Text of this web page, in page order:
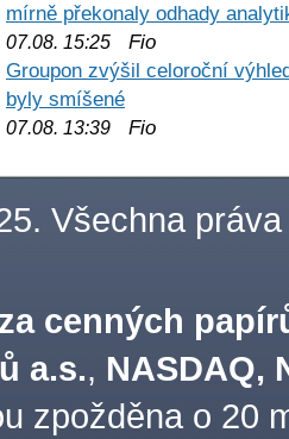
mírně překonaly odhady
07.08. 15:25 Fio
Groupon zvýšil celoroční
byly smíšené
07.08. 13:39 Fio
Všechna práva
cenných
a.s., NASDAQ,
zpožděna o 20